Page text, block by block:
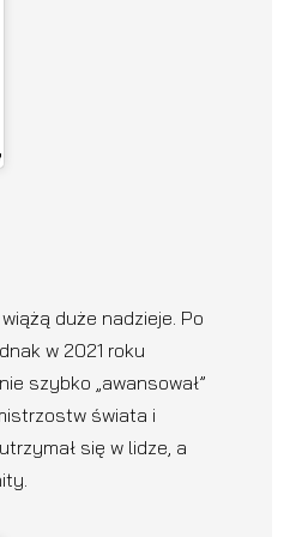
duże nadzieje. Po
w 2021 roku
szybko „awansował”
świata i
się w lidze, a